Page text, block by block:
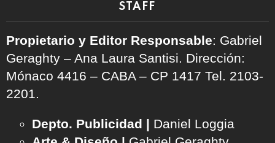
STAFF
Propietario y Editor Responsable: Gabriel
Geraghty – Ana Laura Santisi. Dirección:
Mónaco 4416 – CABA – CP 1417 Tel. 2103-
2201.
Depto. Publicidad | Daniel Loggia